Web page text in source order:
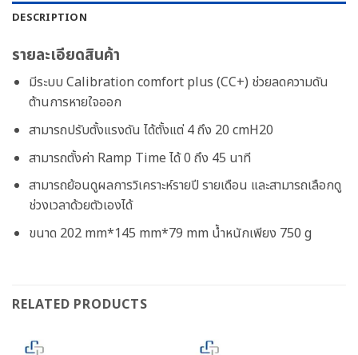
DESCRIPTION
รายละเอียดสินค้า
มีระบบ Calibration comfort plus (CC+) ช่วยลดความดัน
ต้านการหายใจออก
สามารถปรับตั้งแรงดัน ได้ตั้งแต่ 4ถึง 20 cmH20
สามารถตั้งค่า Ramp Time ได้0 ถึง 45 นาที
สามารถย้อนดูผลการวิเคราะห์รายปี รายเดือน และสามารถเลือกดู
ช่วงเวลาด้วยตัวเองได้
ขนาด 202 mm*145 mm*79 mm น้ำหนักเพียง 750 g
RELATED PRODUCTS